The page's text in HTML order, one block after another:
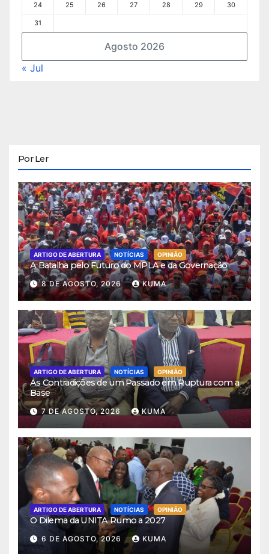
Agosto 2026
24 25 26 27 28 29 30
31
« Jul
Por Ler
ARTIGO DE ABERTURA NOTÍCIAS OPINIÃO
A Batalha pelo Futuro do MPLA e da Governação
8 DE AGOSTO, 2026 KUMA
ARTIGO DE ABERTURA NOTÍCIAS OPINIÃO
As Contradições de um Passado em Ruptura com a
Base
7 DE AGOSTO, 2026 KUMA
ARTIGO DE ABERTURA NOTÍCIAS OPINIÃO
O Dilema da UNITA Rumo a 2027
6 DE AGOSTO, 2026 KUMA